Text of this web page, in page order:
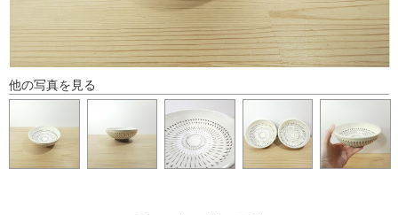
他の写真を見る